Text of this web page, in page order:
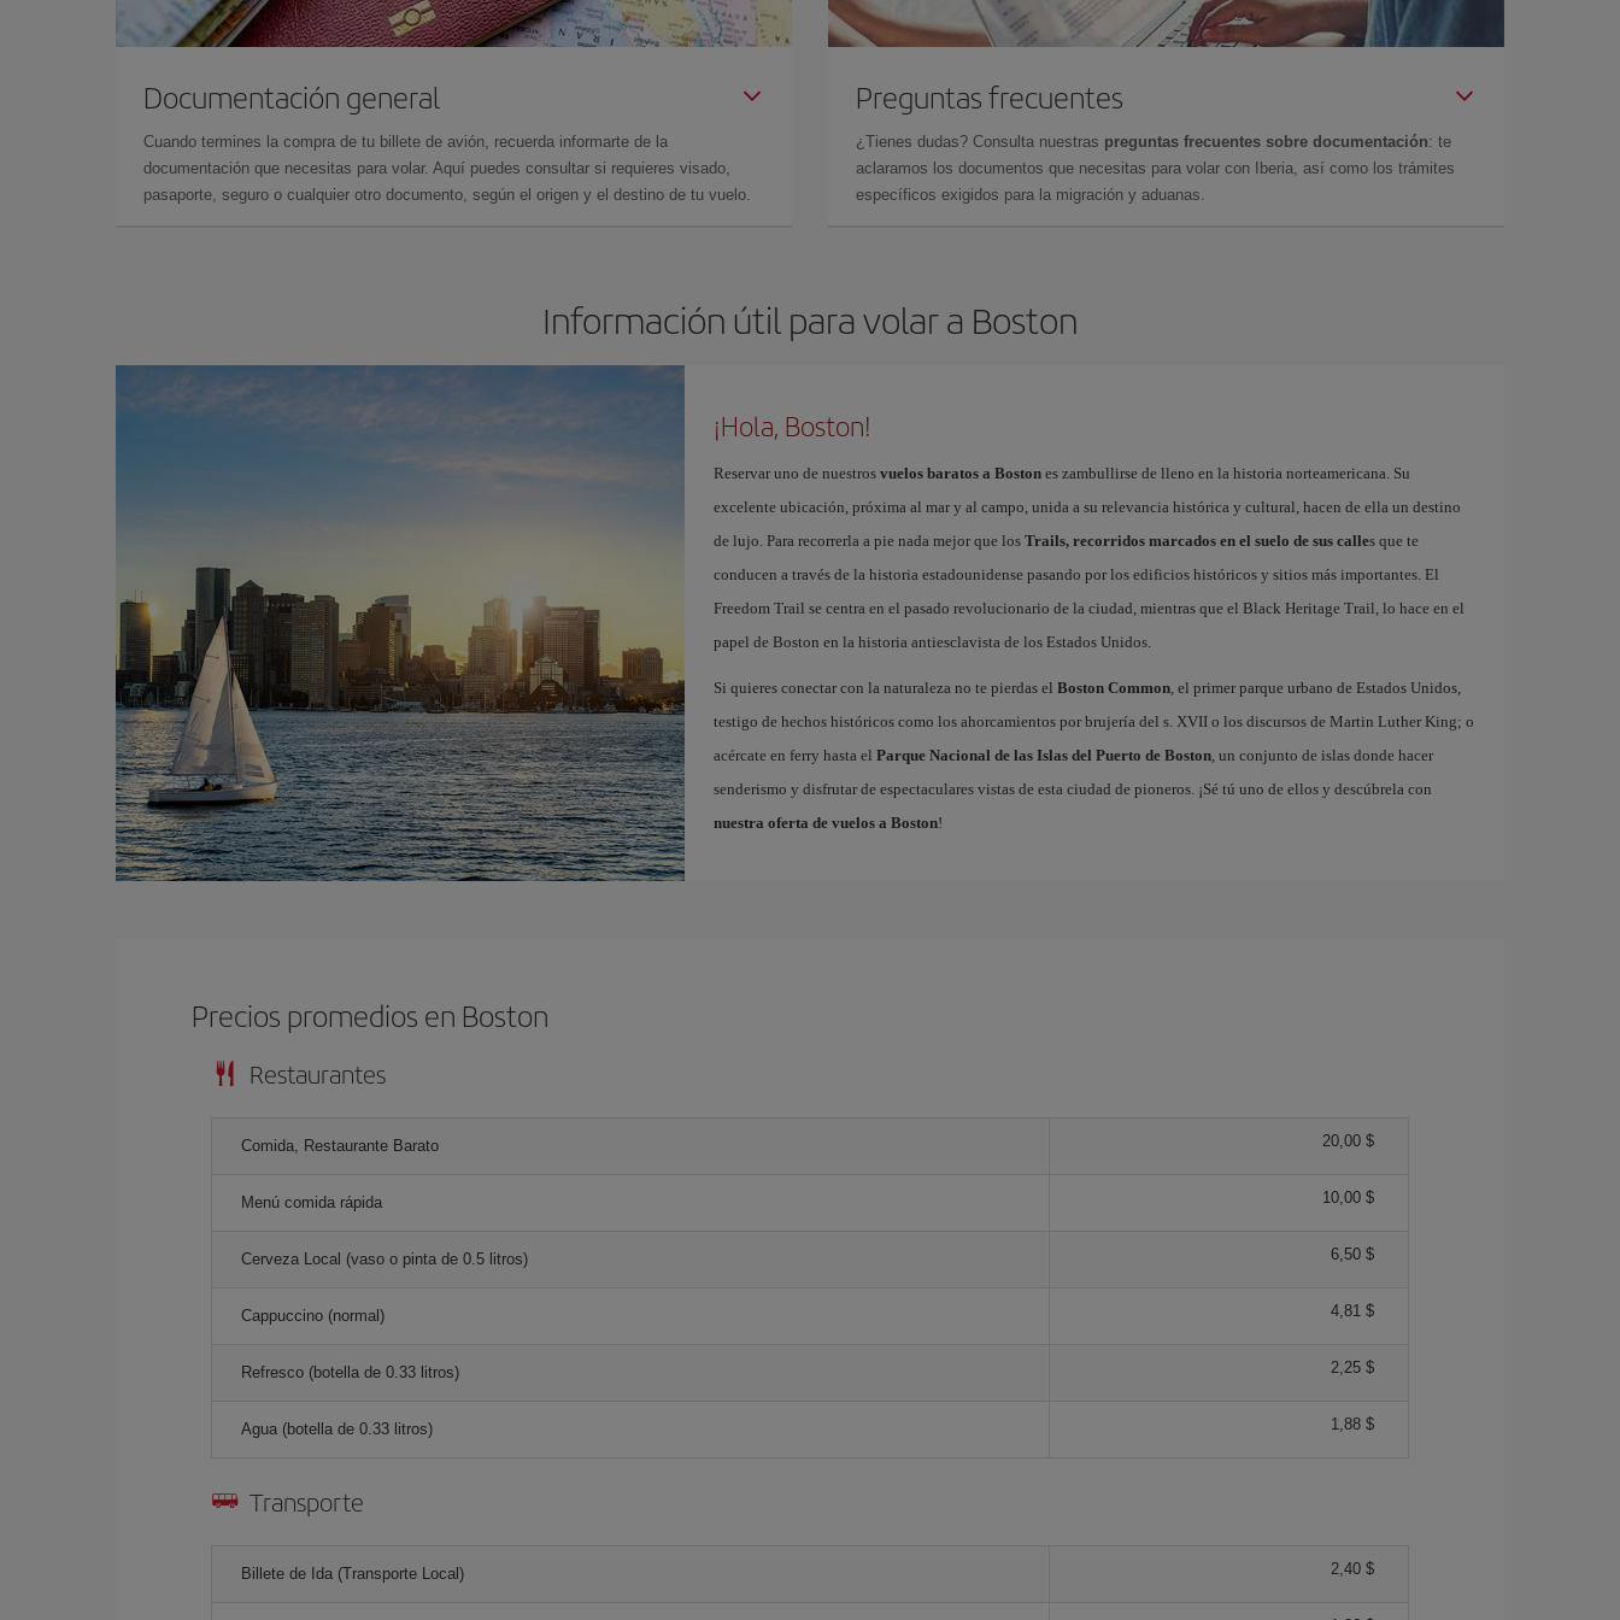
Documentación general
Cuando termines la compra de tu billete de avión, recuerda informarte de la
documentación que necesitas para volar. Aquí puedes consultar si requieres visado,
pasaporte, seguro o cualquier otro documento, según el origen y el destino de tu vuelo.
Preguntas frecuentes
¿Tienes dudas? Consulta nuestras preguntas frecuentes sobre documentación: te
aclaramos los documentos que necesitas para volar con Iberia, así como los trámites
específicos exigidos para la migración y aduanas.
Información útil para volar a Boston
¡Hola, Boston!
Reservar uno de nuestros vuelos baratos a Bostones zambullirse de lleno en la historia norteamericana. Su
excelente ubicación, próxima al mar y al campo, unida a su relevancia histórica y cultural, hacen de ella un destino
de lujo. Para recorrerla a pie nada mejor que los Trails, recorridos marcados en el suelo de sus calles que te
conducen a través de la historia estadounidense pasando por los edificios históricos y sitios más importantes. El
Freedom Trail se centra en el pasado revolucionario de la ciudad, mientras que el Black Heritage Trail, lo hace en el
papel de Boston en la historia antiesclavista de los Estados Unidos.
Si quieres conectar con la naturaleza no te pierdas el Boston Common, el primer parque urbano de Estados Unidos,
testigo de hechos históricos como los ahorcamientos por brujería del s. XVII o los discursos de Martin Luther King; o
acércate en ferry hasta el Parque Nacional de las Islas del Puerto de Boston, un conjunto de islas donde hacer
senderismo y disfrutar de espectaculares vistas de esta ciudad de pioneros. ¡Sé tú uno de ellos y descúbrela con
nuestra oferta de vuelos a Boston!
Precios promedios en Boston
Restaurantes
Comida, Restaurante Barato 20,00 $
Menú comida rápida 10,00 $
Cerveza Local (vaso o pinta de 0.5 litros) 6,50 $
Cappuccino (normal) 4,81 $
Refresco (botella de 0.33 litros) 2,25 $
Agua (botella de 0.33 litros) 1,88 $
Transporte
Billete de Ida (Transporte Local) 2,40 $